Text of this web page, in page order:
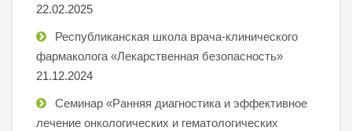
22.02.2025
Республиканская школа врача-клинического
фармаколога «Лекарственная безопасность»
21.12.2024
Семинар «Ранняя диагностика и эффективное
лечение онкологических и гематологических